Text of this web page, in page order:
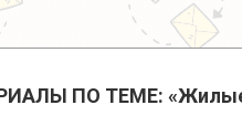
ПО ТЕМЕ: